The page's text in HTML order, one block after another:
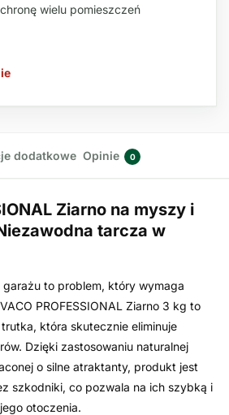
wielu pomieszczeń
dodatkowe Opinie 0
Ziarno na myszy i
tarcza w
to problem, który wymaga
PROFESSIONAL Ziarno 3 kg to
która skutecznie eliminuje
Dzięki zastosowaniu naturalnej
o silne atraktanty, produkt jest
szkodniki, co pozwala na ich szybką i
otoczenia.